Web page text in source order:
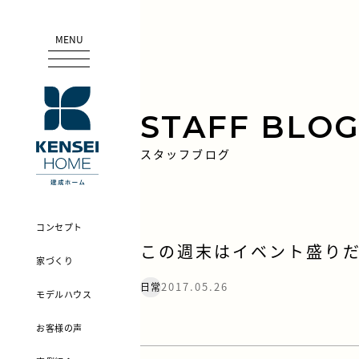
MENU
コンセプト
家づくり
モデルハウス
お客様の声
STAFF BLOG
スタッフブログ
この週末はイベント盛り
日常2017.05.26